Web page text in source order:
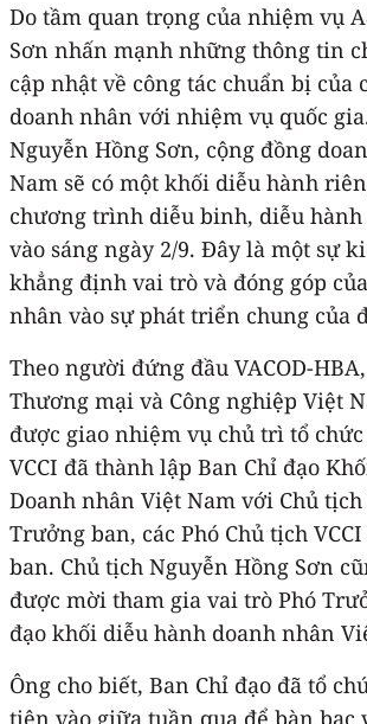
Do tầm quan trọng của nhiệm vụ
Sơn nhấn mạnh những thông tin
cập nhật về công tác chuẩn bị của
doanh nhân với nhiệm vụ quốc
Nguyễn Hồng Sơn, cộng đồng
Nam sẽ có một khối diễu hành
chương trình diễu binh, diễu hành
vào sáng ngày 2/9. Đây là một sự
khẳng định vai trò và đóng góp
nhân vào sự phát triển chung của
Theo người đứng đầu VACOD-
Thương mại và Công nghiệp Việt
được giao nhiệm vụ chủ trì tổ chức
VCCI đã thành lập Ban Chỉ đạo
Doanh nhân Việt Nam với Chủ tịch
Trưởng ban, các Phó Chủ tịch
ban. Chủ tịch Nguyễn Hồng Sơn
được mời tham gia vai trò Phó
đạo khối diễu hành doanh nhân
Ông cho biết, Ban Chỉ đạo đã tổ
tiên vào giữa tuần qua để bàn bạc